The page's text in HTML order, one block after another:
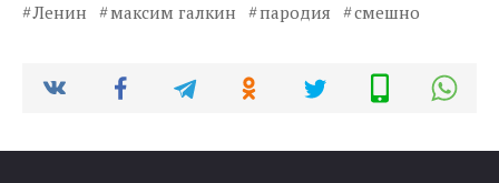
Ленин максим галкин пародия смешно